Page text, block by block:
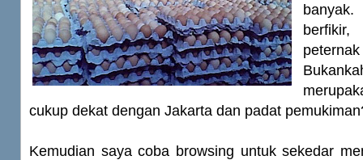
cukup dekat dengan Jakarta dan padat
Kemudian saya coba browsing untuk sekedar